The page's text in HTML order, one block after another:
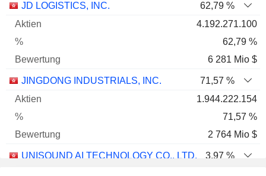
JD LOGISTICS, INC.
62,79 %
4.192.271.100
62,79 %
6 281 Mio $
JINGDONG INDUSTRIALS, INC.
71,57 %
1.944.222.154
71,57 %
2 764 Mio $
UNISOUND AI TECHNOLOGY CO., LTD.
3,97 %